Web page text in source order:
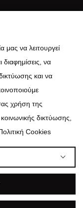
να λειτουργεί
να
και να
χρήση της
δικτύωσης,
Cookies